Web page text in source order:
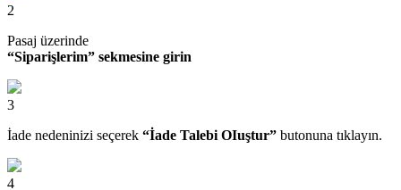
2
Pasaj üzerinde
“Siparişlerim” sekmesine girin
3
İade nedeninizi seçerek “İade Talebi OIuştur” butonuna tıklayın.
4